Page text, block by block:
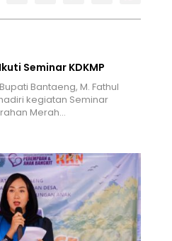
Seminar KDKMP
Bantaeng, M. Fathul
kegiatan Seminar
Merah…